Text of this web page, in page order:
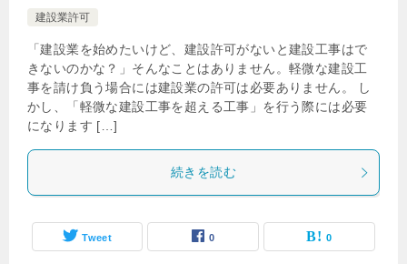
建設業許可
「建設業を始めたいけど、建設許可がないと建設工事はで
きないのかな？」そんなことはありません。軽微な建設工
事を請け負う場合には建設業の許可は必要ありません。 し
かし、「軽微な建設工事を超える工事」を行う際には必要
になります […]
続きを読む
Tweet 0 0